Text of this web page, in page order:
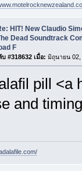
HIT! New Claudio
Dead Soundtrack
F
#318632 เมื่อ: มิถุนายน 02,
pill <a
and